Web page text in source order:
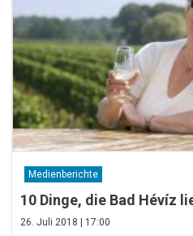
Medienberichte
10 Dinge, die Bad Hévíz
26. Juli 2018 | 17:00